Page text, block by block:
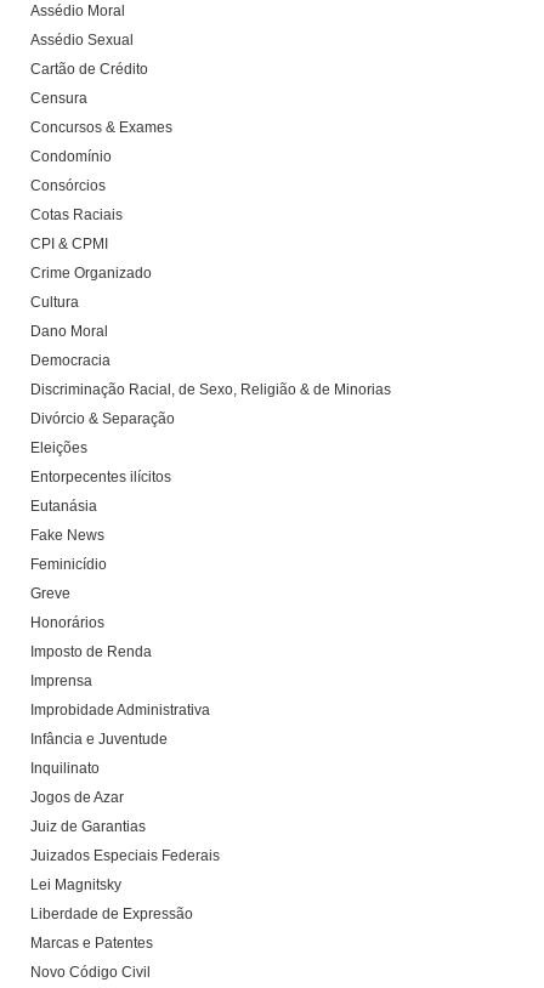
Assédio Moral
Assédio Sexual
Cartão de Crédito
Censura
Concursos & Exames
Condomínio
Consórcios
Cotas Raciais
CPI & CPMI
Crime Organizado
Cultura
Dano Moral
Democracia
Discriminação Racial, de Sexo, Religião & de Minorias
Divórcio & Separação
Eleições
Entorpecentes ilícitos
Eutanásia
Fake News
Feminicídio
Greve
Honorários
Imposto de Renda
Imprensa
Improbidade Administrativa
Infância e Juventude
Inquilinato
Jogos de Azar
Juiz de Garantias
Juizados Especiais Federais
Lei Magnitsky
Liberdade de Expressão
Marcas e Patentes
Novo Código Civil